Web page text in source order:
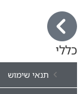
כללי
תנאי שימוש